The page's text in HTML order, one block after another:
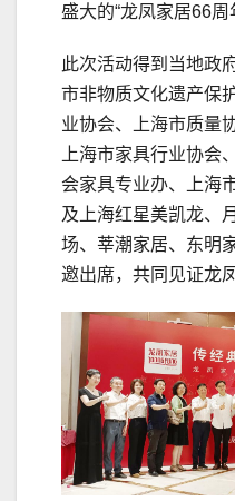
盛大的“龙凤家居66周
此次活动得到当地政
市非物质文化遗产保
业协会、上海市质量
上海市家具行业协会
会家具专业办、上海
及上海红星美凯龙、
场、莘潮家居、东明
邀出席，共同见证龙